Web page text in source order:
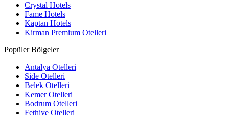
Crystal Hotels
Fame Hotels
Kaptan Hotels
Kirman Premium Otelleri
Popüler Bölgeler
Antalya Otelleri
Side Otelleri
Belek Otelleri
Kemer Otelleri
Bodrum Otelleri
Fethiye Otelleri